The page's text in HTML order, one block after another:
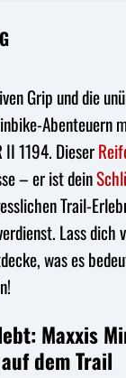
Grip und die
Abenteuern
II 1194. Dieser
– er ist dein
Trail-
Lass dich
was es
Maxxis
dem Trail